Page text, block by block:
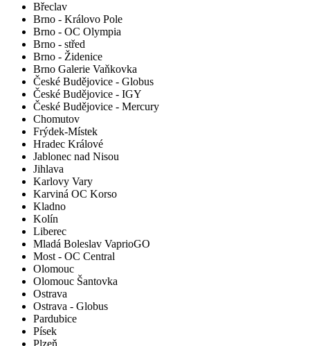
Břeclav
Brno - Královo Pole
Brno - OC Olympia
Brno - střed
Brno - Židenice
Brno Galerie Vaňkovka
České Budějovice - Globus
České Budějovice - IGY
České Budějovice - Mercury
Chomutov
Frýdek-Místek
Hradec Králové
Jablonec nad Nisou
Jihlava
Karlovy Vary
Karviná OC Korso
Kladno
Kolín
Liberec
Mladá Boleslav VaprioGO
Most - OC Central
Olomouc
Olomouc Šantovka
Ostrava
Ostrava - Globus
Pardubice
Písek